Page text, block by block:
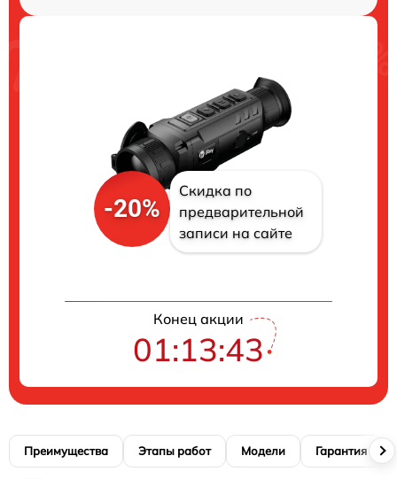
-20%
Скидка по
предварительной
записи на сайте
Конец акции
01:13:42
Преимущества Этапы работ Модели Гарантия